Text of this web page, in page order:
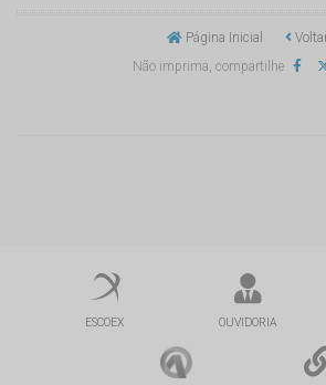
Página Inicial
Não imprima, compartilhe
ESCOEX OUVIDORIA